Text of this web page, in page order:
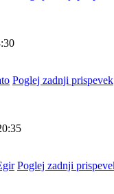
Poglej zadnji prispevek
Poglej zadnji